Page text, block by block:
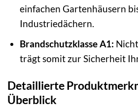
einfachen Gartenhäusern
Industriedächern.
Brandschutzklasse A1:
trägt somit zur Sicherheit
Detaillierte
Überblick